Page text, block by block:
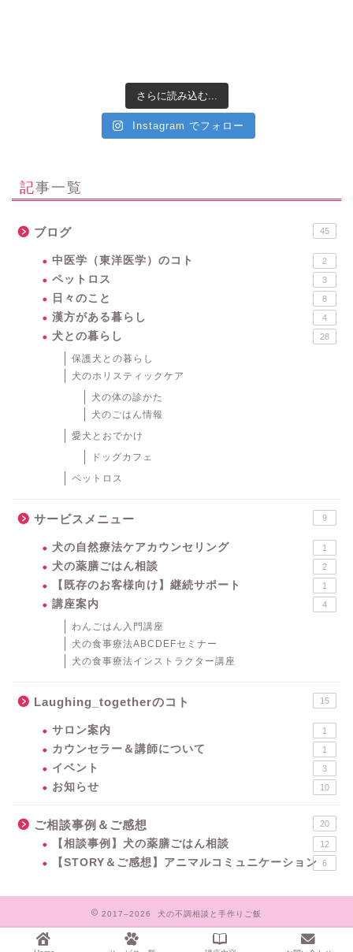
さらに読み込む...
Instagram でフォロー
記事一覧
ブログ 45
中医学（東洋医学）のコト 2
ペットロス 3
日々のこと 8
漢方がある暮らし 4
犬との暮らし 28
保護犬との暮らし
犬のホリスティックケア
犬の体の診かた
犬のごはん情報
愛犬とおでかけ
ドッグカフェ
ペットロス
サービスメニュー 9
犬の自然療法ケアカウンセリング 1
犬の薬膳ごはん相談 2
【既存のお客様向け】継続サポート 1
講座案内 4
わんごはん入門講座
犬の食事療法ABCDEFセミナー
犬の食事療法インストラクター講座
Laughing_togetherのコト 15
サロン案内 1
カウンセラー＆講師について 1
イベント 3
お知らせ 10
ご相談事例＆ご感想 20
【相談事例】犬の薬膳ごはん相談 12
【STORY＆ご感想】アニマルコミュニケーション 6
2017–2026 犬の不調相談と手作りご飯